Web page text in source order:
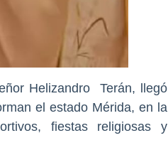
Helizandro Terán, llegó
el estado Mérida, en la
fiestas religiosas y